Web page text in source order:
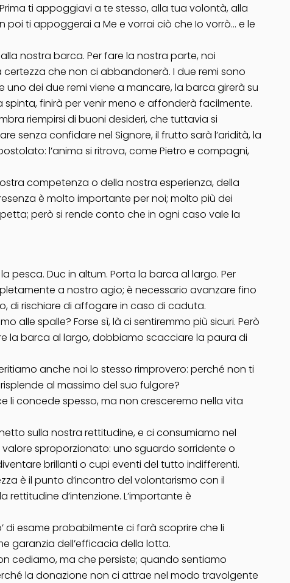
ti appoggiavi a te stesso, alla tua volontà, alla
ti appoggerai a Me e vorrai ciò che Io vorrò… e le
nostra barca. Per fare la nostra parte, noi
certezza che non ci abbandonerà. I due remi sono
dei due remi viene a mancare, la barca girerà su
finirà per venir meno e affonderà facilmente.
riempirsi di buoni desideri, che tuttavia si
senza confidare nel Signore, il frutto sarà l’aridità, la
l’anima si ritrova, come Pietro e compagni,
competenza o della nostra esperienza, della
è molto importante per noi; molto più dei
però si rende conto che in ogni caso vale la
pesca. Duc in altum. Porta la barca al largo. Per
a nostro agio; è necessario avanzare fino
di rischiare di affogare in caso di caduta.
alle spalle? Forse sì, là ci sentiremmo più sicuri. Però
la barca al largo, dobbiamo scacciare la paura di
anche noi lo stesso rimprovero: perché non ti
al massimo del suo fulgore?
li concede spesso, ma non cresceremo nella vita
sulla nostra rettitudine, e ci consumiamo nel
sproporzionato: uno sguardo sorridente o
brillanti o cupi eventi del tutto indifferenti.
è il punto d’incontro del volontarismo con il
d’intenzione. L’importante è
di esame probabilmente ci farà scoprire che li
garanzia dell’efficacia della lotta.
cediamo, ma che persiste; quando sentiamo
la donazione non ci attrae nel modo travolgente